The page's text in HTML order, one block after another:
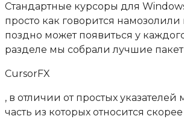
Стандартные курсоры для
просто как говорится
поздно может появиться у
разделе мы собрали лучшие
CursorFX
, в отличии от простых
часть из которых относится